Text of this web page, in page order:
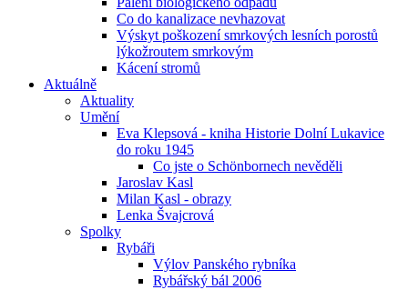
Co do kanalizace nevhazovat
Výskyt poškození smrkových lesních porostů
lýkožroutem smrkovým
Kácení stromů
Aktuálně
Aktuality
Umění
Eva Klepsová - kniha Historie Dolní Lukavice
do roku 1945
Co jste o Schönbornech nevěděli
Jaroslav Kasl
Milan Kasl - obrazy
Lenka Švajcrová
Spolky
Rybáři
Výlov Panského rybníka
Rybářský bál 2006